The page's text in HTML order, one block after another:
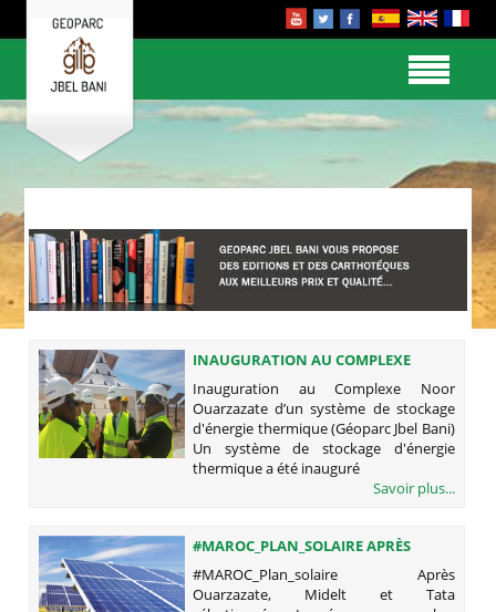
INAUGURATION AU COMPLEXE
NOOR OUARZAZATE D’UN SYSTÈME
DE STOCKAGE D'ÉNERGIE
THERMIQUE (GÉOPARC JBEL BANI)
Inauguration au Complexe Noor
Ouarzazate d’un système de stockage
d'énergie thermique (Géoparc Jbel Bani)
Un système de stockage d'énergie
thermique a été inauguré
Savoir plus...
#MAROC_PLAN_SOLAIRE APRÈS
OUARZAZATE, MIDELT ET TATA
SÉLECTIONNÉES
#MAROC_Plan_solaire Après
Ouarzazate, Midelt et Tata